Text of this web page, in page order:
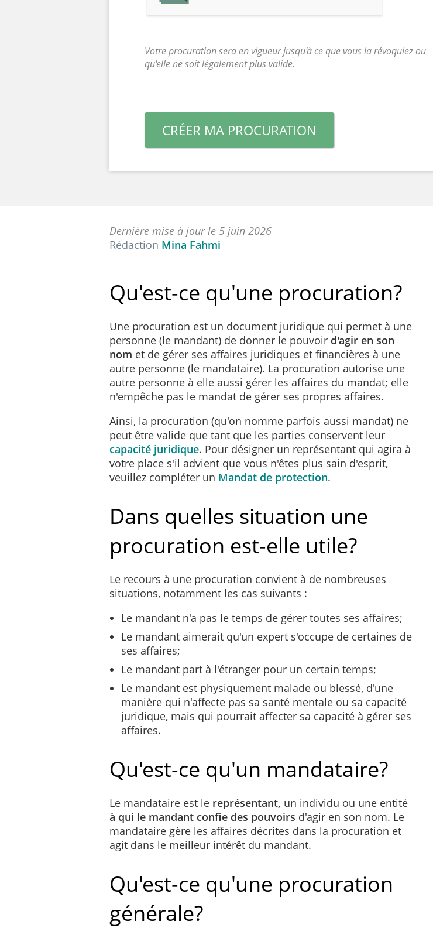
Votre procuration sera en vigueur jusqu'à ce que vous la révoquiez ou
qu'elle ne soit légalement plus valide.
CRÉER MA PROCURATION
Dernière mise à jour le 5 juin 2026
Rédaction Mina Fahmi
Qu'est-ce qu'une procuration?
Une procuration est un document juridique qui permet à une
personne (le mandant) de donner le pouvoir d'agir en son
nom et de gérer ses affaires juridiques et financières à une
autre personne (le mandataire). La procuration autorise une
autre personne à elle aussi gérer les affaires du mandat; elle
n'empêche pas le mandat de gérer ses propres affaires.
Ainsi, la procuration (qu'on nomme parfois aussi mandat) ne
peut être valide que tant que les parties conservent leur
capacité juridique. Pour désigner un représentant qui agira à
votre place s'il advient que vous n'êtes plus sain d'esprit,
veuillez compléter un Mandat de protection.
Dans quelles situation une
procuration est-elle utile?
Le recours à une procuration convient à de nombreuses
situations, notamment les cas suivants :
Le mandant n'a pas le temps de gérer toutes ses affaires;
Le mandant aimerait qu'un expert s'occupe de certaines de
ses affaires;
Le mandant part à l'étranger pour un certain temps;
Le mandant est physiquement malade ou blessé, d'une
manière qui n'affecte pas sa santé mentale ou sa capacité
juridique, mais qui pourrait affecter sa capacité à gérer ses
affaires.
Qu'est-ce qu'un mandataire?
Le mandataire est le représentant, un individu ou une entité
à qui le mandant confie des pouvoirs d'agir en son nom. Le
mandataire gère les affaires décrites dans la procuration et
agit dans le meilleur intérêt du mandant.
Qu'est-ce qu'une procuration
générale?